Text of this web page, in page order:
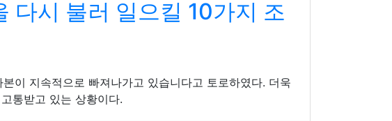
다시 불러 일으킬 10가지 조
이 지속적으로 빠져나가고 있습니다고 토로하였다. 더욱
통받고 있는 상황이다.